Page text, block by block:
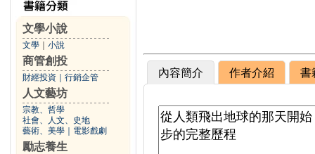
文學小說
文學 小說
商管創投
財經投資 行銷企管
人文藝坊
宗教、哲學
社會、人文、史地
藝術、美學
電影戲劇
勵志養生
內容簡介 作者介紹 書